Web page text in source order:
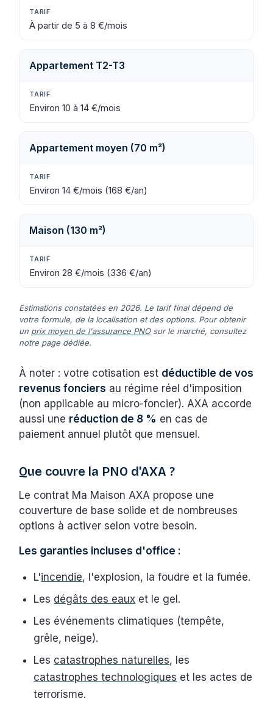
À partir de 5 à 8 €/mois
Appartement T2-T3
Environ 10 à 14 €/mois
Appartement moyen (70 m²)
Environ 14 €/mois (168 €/an)
Maison (130 m²)
Environ 28 €/mois (336 €/an)
Estimations constatées en 2026. Le tarif final dépend de
votre formule, de la localisation et des options. Pour obtenir
un prix moyen de l'assurance PNOsur le marché, consultez
notre page dédiée.
À noter : votre cotisation est déductible de vos
revenus fonciers au régime réel d'imposition
(non applicable au micro-foncier). AXA accorde
aussi une réduction de 8 % en cas de
paiement annuel plutôt que mensuel.
Que couvre la PNO d'AXA ?
Le contrat Ma Maison AXA propose une
couverture de base solide et de nombreuses
options à activer selon votre besoin.
Les garanties incluses d'office :
L'incendie, l'explosion, la foudre et la fumée.
Les dégâts des eaux et le gel.
Les événements climatiques (tempête,
grêle, neige).
Les catastrophes naturelles, les
catastrophes technologiques et les actes de
terrorisme.